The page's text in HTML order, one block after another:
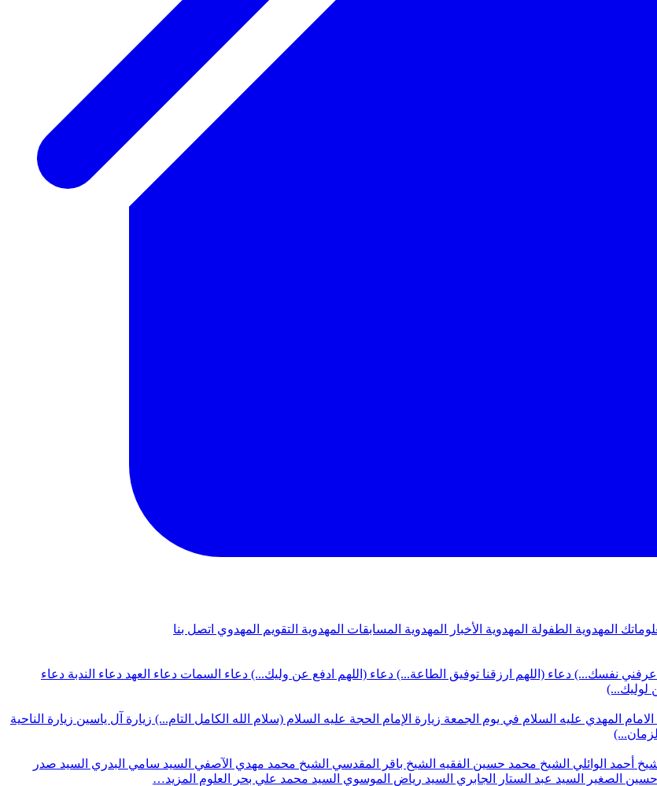
المهدوية الطفولة المهدوية الأخبار المهدوية المسابقات المهدوية التقويم المهدوي اتصل بنا
عرفني نفسك...) دعاء (اللهم ارزقنا توفيق الطاعة...) دعاء (اللهم ادفع عن وليك...) دعاء السمات دعاء العهد دعاء الندبة دعاء
لوليك...)
الامام المهدي عليه السلام في يوم الجمعة زيارة الإمام الحجة عليه السلام (سلام الله الكامل التام...) زيارة آل ياسين زيارة الناحية
أحمد الوائلي الشيخ محمد حسين الفقيه الشيخ باقر المقدسي الشيخ محمد مهدي الآصفي السيد سامي البدري السيد صدر
الصغير السيد عبد الستار الجابري السيد رياض الموسوي السيد محمد علي بحر العلوم المزيد…